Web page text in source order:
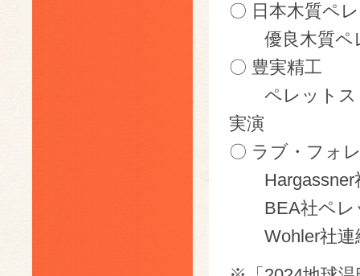
〇 日本木質ペ
優良木質ペレ
〇 豊実精工
ペレットスト
実演
〇 ラブ・フォ
Hargassner
BEA社ペレ
Wohler社連